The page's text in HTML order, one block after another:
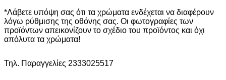
ποσότητα
*Λάβετε υπόψη σας ότι τα χρώματα ενδέχεται να διαφέρουν
λόγω ρύθμισης της οθόνης σας. Οι φωτογραφίες των
προϊόντων απεικονίζουν το σχέδιο του προϊόντος και όχι
απόλυτα τα χρώματα!
Τηλ. Παραγγελίες 2333025517